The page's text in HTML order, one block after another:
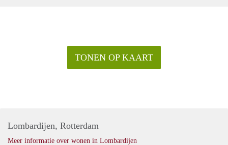
TONEN OP KAART
Lombardijen, Rotterdam
Meer informatie over wonen in Lombardijen